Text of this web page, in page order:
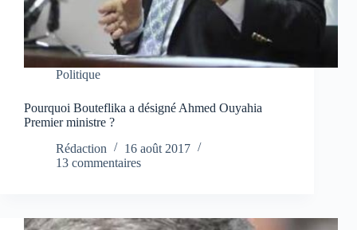
Politique
Pourquoi Bouteflika a désigné Ahmed Ouyahia
Premier ministre ?
Rédaction
16 août 2017
13 commentaires